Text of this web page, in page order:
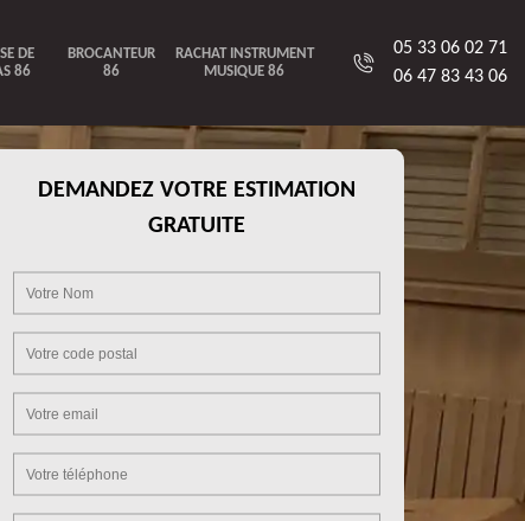
DE
86
BROCANTEUR
86
RACHAT INSTRUMENT
MUSIQUE 86
05 33 06 02 71
06 47 83 43 06
DEMANDEZ VOTRE ESTIMATION
GRATUITE